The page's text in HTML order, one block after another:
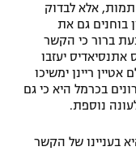
אלא לבדוק
בוחנים גם את
ברור כי הקשר
אתנסיאדיס יעזבו
ריינן ימשיכו
בכרמל היא כי גם
נוספת.
בעניינו של הקשר